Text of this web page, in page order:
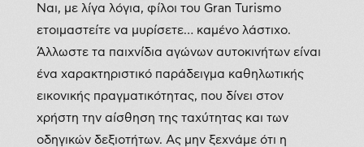
Ναι, με λίγα λόγια, φίλοι του Gran Turismo
ετοιμαστείτε να μυρίσετε… καμένο λάστιχο.
Άλλωστε τα παιχνίδια αγώνων αυτοκινήτων είναι
ένα χαρακτηριστικό παράδειγμα καθηλωτικής
εικονικής πραγματικότητας, που δίνει στον
χρήστη την αίσθηση της ταχύτητας και των
οδηγικών δεξιοτήτων. Ας μην ξεχνάμε ότι η